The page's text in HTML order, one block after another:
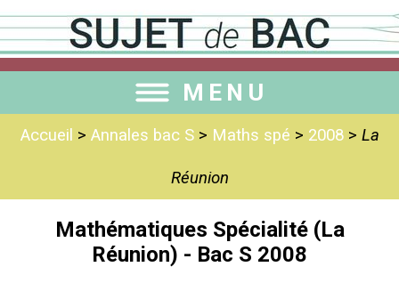
MENU
Accueil > Annales bac S> Maths spé > 2008> La
Réunion
Mathématiques Spécialité (La
Réunion) - Bac S 2008